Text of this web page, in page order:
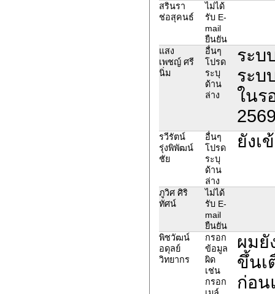
สรินรา
ช่อสุคนธ์
ไม่ได้
รับ E-
mail
ยืนยัน
แสง
เพชญ์ ศรี
นิ่ม
อื่นๆ
โปรด
ระบุ
ด้าน
ล่าง
ระบ
ระบ
ในร
รวีรัตน์
รุ่งพิพัฒน์
ชัย
อื่นๆ
โปรด
ระบุ
ด้าน
ล่าง
ยังเ
ภูวิศ ศิริ
ทัศน์
ไม่ได้
รับ E-
mail
ยืนยัน
พิชวัฒน์
อดุลย์
วิทยากร
กรอก
ข้อมูล
ผิด
เช่น
กรอก
ผมยั
ขึ้นเ
ก่อน